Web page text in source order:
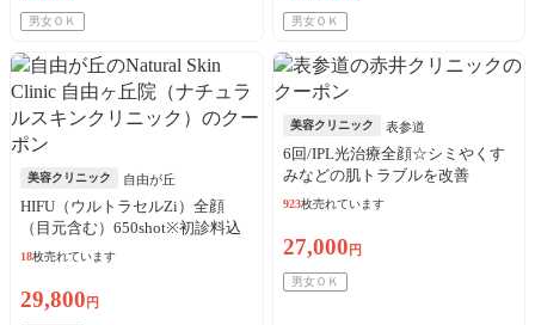
男女ＯＫ 男女ＯＫ
美容クリニック 自由が丘
HIFU（ウルトラセルZi）全顔
（目元含む）650shot※初診料込
18枚売れています
29,800 円
美容クリニック 表参道
6回/IPL光治療全顔☆シミやくす
みなどの肌トラブルを改善
923枚売れています
27,000 円
男女ＯＫ